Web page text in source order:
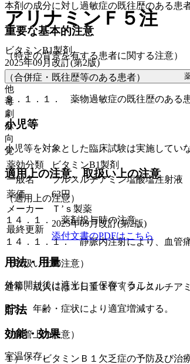
本剤の成分に対し過敏症の既往歴のある患者
重要な基本的注意
（特定の背景を有する患者に関する注意）
（合併症・既往歴等のある患者）
９．１．１． 薬物過敏症の既往歴のある患
小児等
小児等を対象とした臨床試験は実施していな
適用上の注意、取扱い上の注意
（適用上の注意）
１４．１． 薬剤投与時の注意
１４．１．１． 静脈内注射により、血管
（取扱い上の注意）
外箱開封後は遮光して保存すること。
貯法
（保管上の注意）
室温保存。
アリナミンＦ５注
ビタミンB1製剤
2025年09月改訂(第2版)
他
毒
劇
麻
向
覚
薬効分類
ビタミンB1製剤
一般名
フルスルチアミン塩酸塩注射液
薬価
63円
メーカー
Ｔ’ｓ製薬
最終更新
2025年09月改訂(第2版)
添付文書のPDFはこちら
用法・用量
通常、成人には１日量１管（フルスルチア
なお、年齢・症状により適宜増減する。
効能・効果
１）． ビタミンＢ１欠乏症の予防及び治療